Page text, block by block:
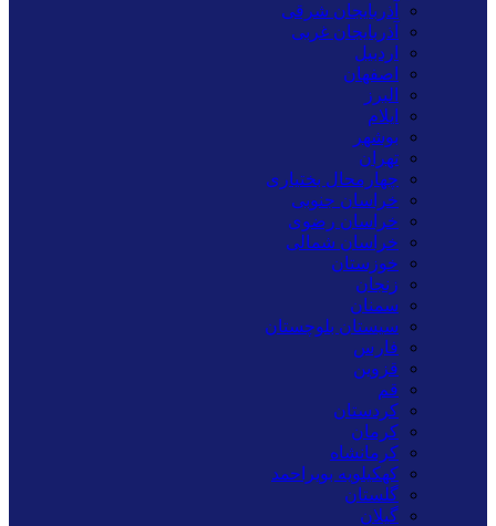
آذربایجان شرقی
آذربایجان غربی
اردبیل
اصفهان
البرز
ایلام
بوشهر
تهران
چهارمحال بختیاری
خراسان جنوبی
خراسان رضوی
خراسان شمالی
خوزستان
زنجان
سمنان
سیستان بلوچستان
فارس
قزوین
قم
کردستان
کرمان
کرمانشاه
کهکیلویه بویراحمد
گلستان
گیلان